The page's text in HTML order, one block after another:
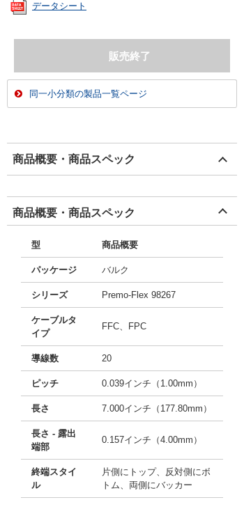
データシート
同一小分類の製品一覧ページ
商品概要・商品スペック
商品概要・商品スペック
型 商品概要
パッケージ バルク
シリーズ Premo-Flex 98267
ケーブルタ
イプ
FFC、FPC
導線数 20
ピッチ 0.039インチ（1.00mm）
長さ 7.000インチ（177.80mm）
長さ - 露出
端部
0.157インチ（4.00mm）
終端スタイ
ル
片側にトップ、反対側にボ
トム、両側にバッカー